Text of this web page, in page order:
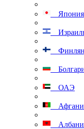
Япония
ОАЭ